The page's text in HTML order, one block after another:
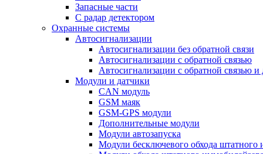
Запасные части
С радар детектором
Охранные системы
Автосигнализации
Автосигнализации без обратной связи
Автосигнализации с обратной связью
Автосигнализации с обратной связью
Модули и датчики
CAN модуль
GSM маяк
GSM-GPS модули
Дополнительные модули
Модули автозапуска
Модули бесключевого обхода штатного